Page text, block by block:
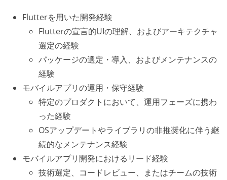
Flutterを用いた開発経験
Flutterの宣言的UIの理解、およびアーキテクチャ
選定の経験
パッケージの選定・導入、およびメンテナンスの
経験
モバイルアプリの運用・保守経験
特定のプロダクトにおいて、運用フェーズに携わ
った経験
OSアップデートやライブラリの非推奨化に伴う継
続的なメンテナンス経験
モバイルアプリ開発におけるリード経験
技術選定、コードレビュー、またはチームの技術